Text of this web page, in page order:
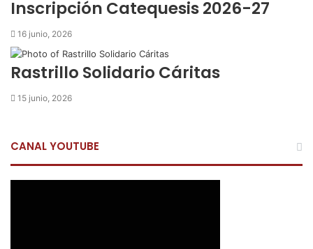
Inscripción Catequesis 2026-27
16 junio, 2026
Rastrillo Solidario Cáritas
15 junio, 2026
CANAL YOUTUBE